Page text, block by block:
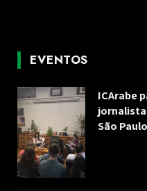
EVENTOS
ICArabe
jornalista
São Paulo